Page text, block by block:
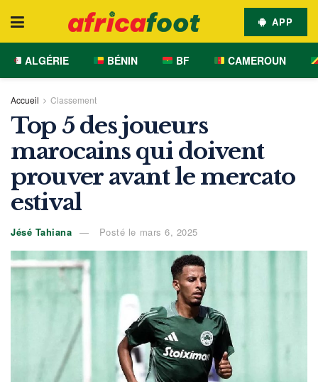
APP
ALGÉRIE BÉNIN BF CAMEROUN
Accueil Classement
Top 5 des joueurs
marocains qui doivent
prouver avant le mercato
estival
Jésé Tahiana Posté le mars 6, 2025